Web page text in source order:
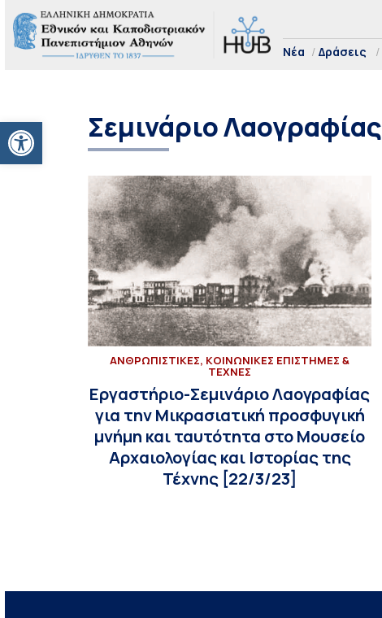
Ανοίξτε τη γραμμή εργαλείων
Νέα Δράσεις
Σεμινάριο Λαογραφίας
ΑΝΘΡΩΠΙΣΤΙΚΕΣ, ΚΟΙΝΩΝΙΚΕΣ ΕΠΙΣΤΗΜΕΣ &
ΤΕΧΝΕΣ
Εργαστήριο-Σεμινάριο Λαογραφίας
για την Μικρασιατική προσφυγική
μνήμη και ταυτότητα στο Μουσείο
Αρχαιολογίας και Ιστορίας της
Τέχνης [22/3/23]